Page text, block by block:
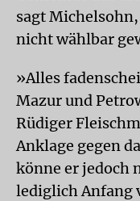
sagt
nicht wählbar
»Alles
Mazur und
Rüdiger
Anklage gegen
könne er jedoch
lediglich Anfang